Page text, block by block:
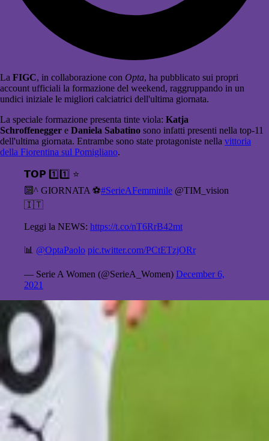
La FIGC, in collaborazione con Opta, ha pubblicato sui propri
account ufficiali la formazione del weekend, raggruppando in un
undici iniziale le migliori calciatrici dell'ultima giornata.
La speciale formazione presenta tinte viola: Katja
Schroffenegger e Daniela Sabatino sono infatti presenti nella top-11
dell'ultima giornata. Entrambe sono state protagoniste nella vittoria
della Fiorentina sul Pomigliano.
𝗧𝗢𝗣 1️⃣1️⃣ ⭐
🔟^ GIORNATA ⚽#SerieAFemminile @TIM_vision
🇮🇹
Leggi la NEWS: https://t.co/nT6RrB42mt
📊 @OptaPaolo pic.twitter.com/PCtETzjORr
— Serie A Women (@SerieA_Women) December 6,
2021